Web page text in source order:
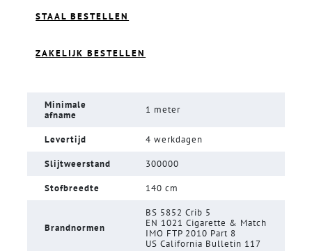
STAAL BESTELLEN
ZAKELIJK BESTELLEN
Minimale
afname
1 meter
Levertijd 4 werkdagen
Slijtweerstand 300000
Stofbreedte 140 cm
Brandnormen
BS 5852 Crib 5
EN 1021 Cigarette & Match
IMO FTP 2010 Part 8
US California Bulletin 117